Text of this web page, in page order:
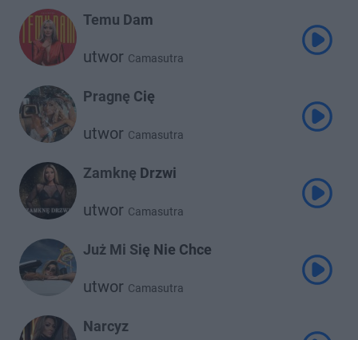
Temu Dam
utwor Camasutra
Pragnę Cię
utwor Camasutra
Zamknę Drzwi
utwor Camasutra
Już Mi Się Nie Chce
utwor Camasutra
Narcyz